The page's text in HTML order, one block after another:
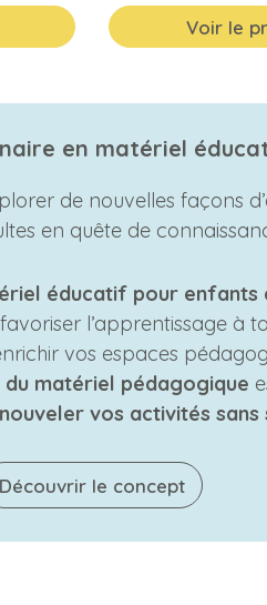
Voir le
en matériel
de nouvelles façons
en quête de
éducatif pour enfants
l’apprentissage à
vos espaces
du matériel pédagogique
vos activités sans
Découvrir le concept